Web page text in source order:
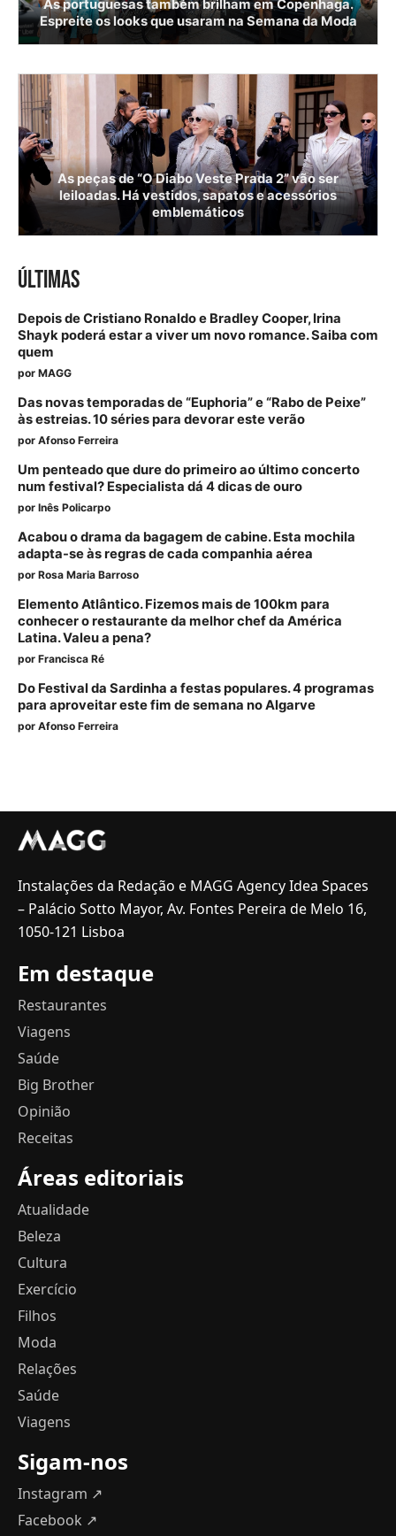
As portuguesas também brilham em Copenhaga.
Espreite os looks que usaram na Semana da Moda
As peças de “O Diabo Veste Prada 2” vão ser
leiloadas. Há vestidos, sapatos e acessórios
emblemáticos
ÚLTIMAS
Depois de Cristiano Ronaldo e Bradley Cooper, Irina
Shayk poderá estar a viver um novo romance. Saiba com
quem
por MAGG
Das novas temporadas de “Euphoria” e “Rabo de Peixe”
às estreias. 10 séries para devorar este verão
por Afonso Ferreira
Um penteado que dure do primeiro ao último concerto
num festival? Especialista dá 4 dicas de ouro
por Inês Policarpo
Acabou o drama da bagagem de cabine. Esta mochila
adapta-se às regras de cada companhia aérea
por Rosa Maria Barroso
Elemento Atlântico. Fizemos mais de 100km para
conhecer o restaurante da melhor chef da América
Latina. Valeu a pena?
por Francisca Ré
Do Festival da Sardinha a festas populares. 4 programas
para aproveitar este fim de semana no Algarve
por Afonso Ferreira
Instalações da Redação e MAGG Agency Idea Spaces
– Palácio Sotto Mayor, Av. Fontes Pereira de Melo 16,
1050-121 Lisboa
Em destaque
Restaurantes
Viagens
Saúde
Big Brother
Opinião
Receitas
Áreas editoriais
Atualidade
Beleza
Cultura
Exercício
Filhos
Moda
Relações
Saúde
Viagens
Sigam-nos
Instagram ↗
Facebook ↗